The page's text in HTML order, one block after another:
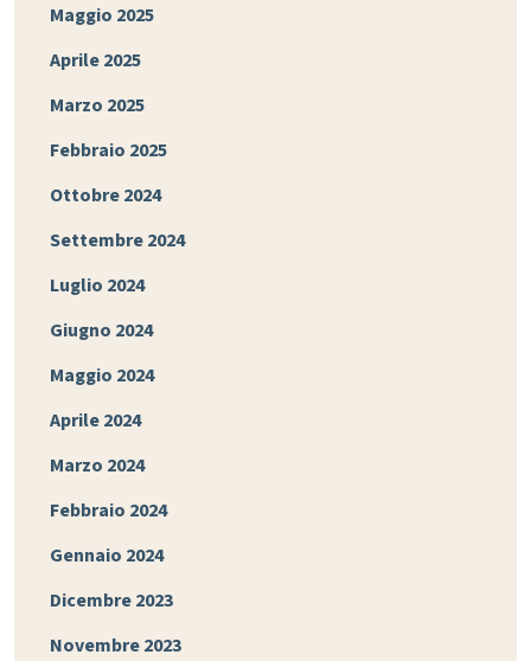
Maggio 2025
Aprile 2025
Marzo 2025
Febbraio 2025
Ottobre 2024
Settembre 2024
Luglio 2024
Giugno 2024
Maggio 2024
Aprile 2024
Marzo 2024
Febbraio 2024
Gennaio 2024
Dicembre 2023
Novembre 2023